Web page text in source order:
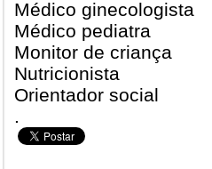
Médico ginecologista
Médico pediatra
Monitor de criança
Nutricionista
Orientador social
.